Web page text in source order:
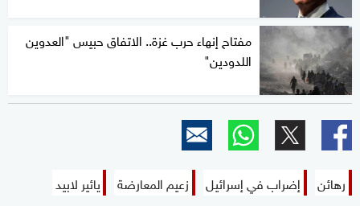
مفتاح إنهاء حرب غزة.. الاتفاق حبيس "العدوين
اللدودين"
رهائن إضراب في إسرائيل زعيم المعارضة
يائير لابيد